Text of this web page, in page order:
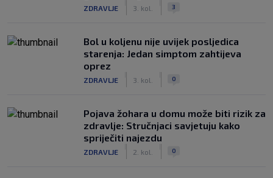
ZDRAVLJE 3. kol. 3
Bol u koljenu nije uvijek posljedica
starenja: Jedan simptom zahtijeva
oprez
ZDRAVLJE 3. kol. 0
Pojava žohara u domu može biti rizik za
zdravlje: Stručnjaci savjetuju kako
spriječiti najezdu
ZDRAVLJE 2. kol. 0